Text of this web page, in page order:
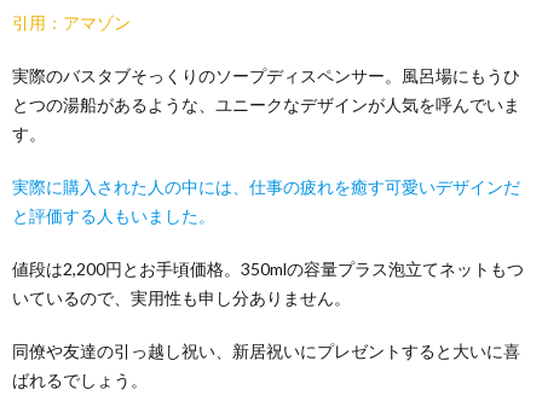
引用：アマゾン
実際のバスタブそっくりのソープディスペンサー。風呂場にもうひ
とつの湯船があるような、ユニークなデザインが人気を呼んでいま
す。
実際に購入された人の中には、仕事の疲れを癒す可愛いデザインだ
と評価する人もいました。
値段は2,200円とお手頃価格。350mlの容量プラス泡立てネットもつ
いているので、実用性も申し分ありません。
同僚や友達の引っ越し祝い、新居祝いにプレゼントすると大いに喜
ばれるでしょう。